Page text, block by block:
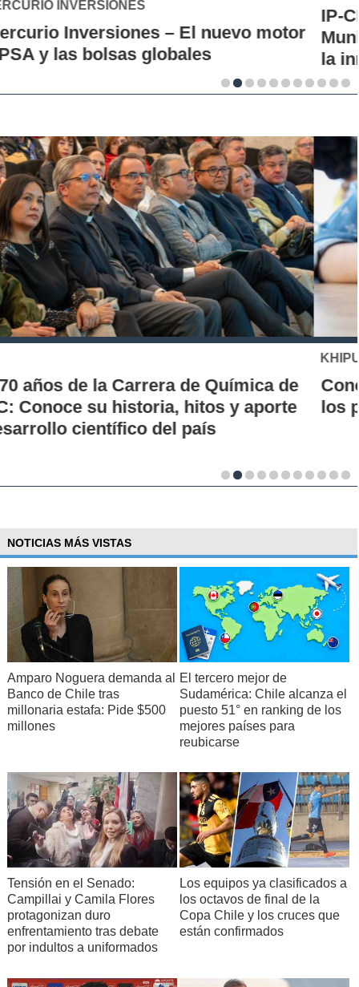
IP-CFT Santo Tomás y Red de Hubs
Municipales firman alianza para impulsar
la innovación en los territorios
Conoce la historia de la nueva era para
los pagos en Chile
NOTICIAS MÁS VISTAS
Amparo Noguera demanda al
Banco de Chile tras
millonaria estafa: Pide $500
millones
El tercero mejor de
Sudamérica: Chile alcanza el
puesto 51° en ranking de los
mejores países para
reubicarse
Tensión en el Senado:
Campillai y Camila Flores
protagonizan duro
enfrentamiento tras debate
por indultos a uniformados
Los equipos ya clasificados a
los octavos de final de la
Copa Chile y los cruces que
están confirmados